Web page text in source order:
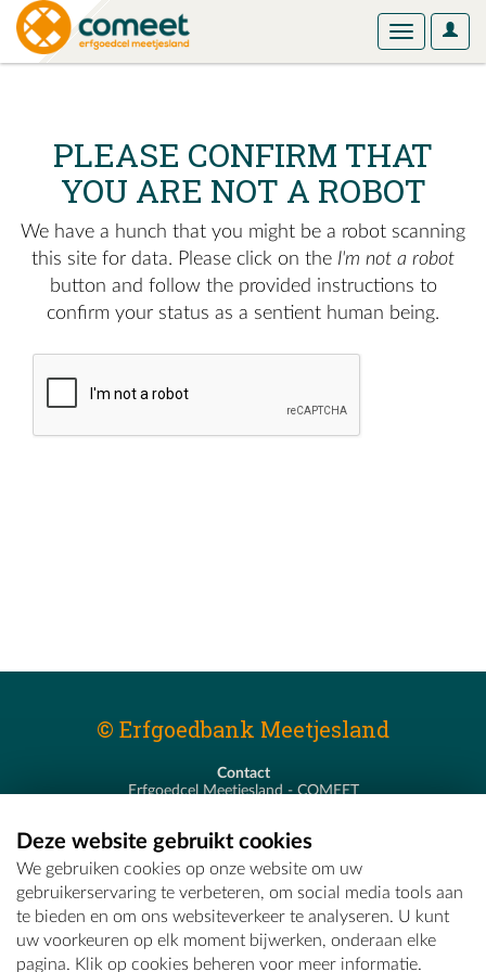
User
Toggle
PLEASE CONFIRM THAT
YOU ARE NOT A ROBOT
We have a hunch that you might be a robot scanning
this site for data. Please click on the I'm not a robot
button and follow the provided instructions to
confirm your status as a sentient human being.
© Erfgoedbank Meetjesland
Contact
Erfgoedcel Meetjesland - COMEET
T - 09 373 75 96
E -erfgoedcel@comeet.be
Deze website gebruikt cookies
We gebruiken cookies op onze website om uw
gebruikerservaring te verbeteren, om social media tools aan
te bieden en om ons websiteverkeer te analyseren. U kunt
uw voorkeuren op elk moment bijwerken, onderaan elke
pagina. Klik op cookies beheren voor meer informatie.